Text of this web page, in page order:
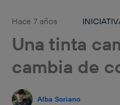
Hace 7 años
Una tinta
cambia de
Alba Soriano